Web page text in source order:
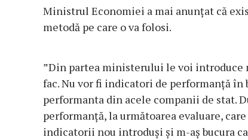
Ministrul Economiei a mai anunţat că
metodă pe care o va folosi.
”Din partea ministerului le voi introduce
fac. Nu vor fi indicatori de performanţă
performanta din acele companii de stat.
performanţă, la următoarea evaluare,
indicatorii nou introduşi şi m-aş bucura